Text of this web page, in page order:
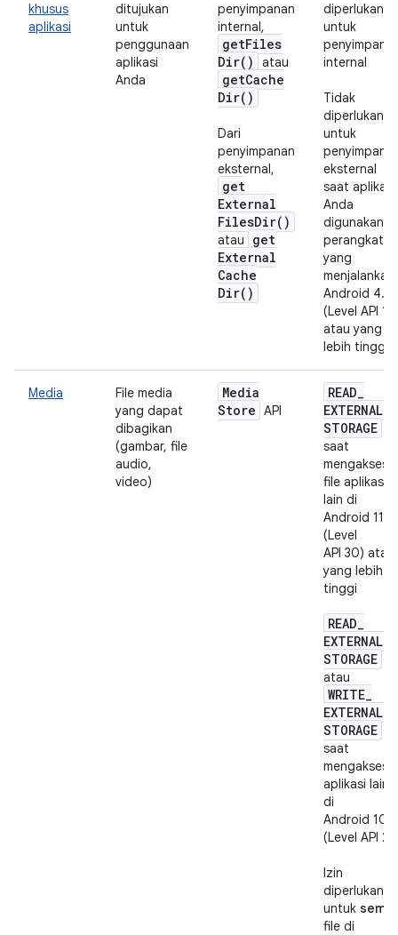
khusus
aplikasi
ditujukan
untuk
penggunaan
aplikasi
Anda
penyimpanan
internal,
getFiles
Dir( ) atau
getCache
Dir( )
Dari
penyimpanan
eksternal,
get
External
FilesDir( )
atau
get
External
Cache
Dir( )
diperlukan
untuk
internal
Tidak
diperlukan
untuk
eksternal
saat aplikasi
Anda
digunakan di
perangkat
yang
menjalankan
Android 4.4
(Level API 19)
atau yang
lebih tinggi
Media
File media
yang dapat
dibagikan
(gambar, file
audio,
video)
Media
Store API
READ_
EXTERNAL
STORAGE
saat
mengakses
file aplikasi
lain di
Android 11
(Level
API 30) atau
yang lebih
tinggi
READ_
EXTERNAL
STORAGE
atau
WRITE_
EXTERNAL
STORAGE
saat
mengakses
aplikasi lain
di
Android 10
(Level API
Izin
diperlukan
untuk
file di